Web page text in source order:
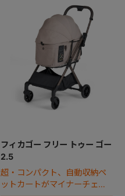
フィカゴー フリー トゥー ゴー
2.5
超・コンパクト、自動収納ペ
ットカートがマイナーチェン